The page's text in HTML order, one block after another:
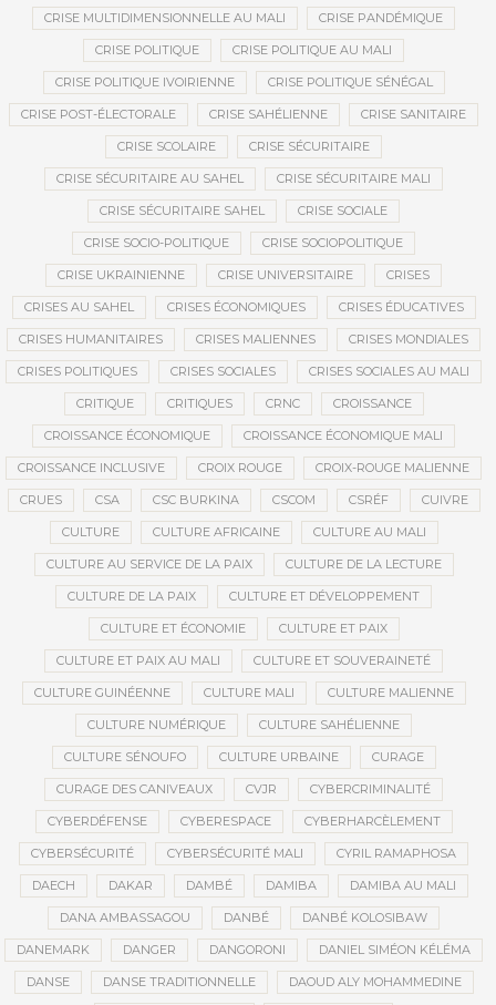
CRISE MULTIDIMENSIONNELLE AU MALI CRISE PANDÉMIQUE
CRISE POLITIQUE CRISE POLITIQUE AU MALI
CRISE POLITIQUE IVOIRIENNE CRISE POLITIQUE SÉNÉGAL
CRISE POST-ÉLECTORALE CRISE SAHÉLIENNE CRISE SANITAIRE
CRISE SCOLAIRE CRISE SÉCURITAIRE
CRISE SÉCURITAIRE AU SAHEL CRISE SÉCURITAIRE MALI
CRISE SÉCURITAIRE SAHEL CRISE SOCIALE
CRISE SOCIO-POLITIQUE CRISE SOCIOPOLITIQUE
CRISE UKRAINIENNE CRISE UNIVERSITAIRE CRISES
CRISES AU SAHEL CRISES ÉCONOMIQUES CRISES ÉDUCATIVES
CRISES HUMANITAIRES CRISES MALIENNES CRISES MONDIALES
CRISES POLITIQUES CRISES SOCIALES CRISES SOCIALES AU MALI
CRITIQUE CRITIQUES CRNC CROISSANCE
CROISSANCE ÉCONOMIQUE CROISSANCE ÉCONOMIQUE MALI
CROISSANCE INCLUSIVE CROIX ROUGE CROIX-ROUGE MALIENNE
CRUES CSA CSC BURKINA CSCOM CSRÉF CUIVRE
CULTURE CULTURE AFRICAINE CULTURE AU MALI
CULTURE AU SERVICE DE LA PAIX CULTURE DE LA LECTURE
CULTURE DE LA PAIX CULTURE ET DÉVELOPPEMENT
CULTURE ET ÉCONOMIE CULTURE ET PAIX
CULTURE ET PAIX AU MALI CULTURE ET SOUVERAINETÉ
CULTURE GUINÉENNE CULTURE MALI CULTURE MALIENNE
CULTURE NUMÉRIQUE CULTURE SAHÉLIENNE
CULTURE SÉNOUFO CULTURE URBAINE CURAGE
CURAGE DES CANIVEAUX CVJR CYBERCRIMINALITÉ
CYBERDÉFENSE CYBERESPACE CYBERHARCÈLEMENT
CYBERSÉCURITÉ CYBERSÉCURITÉ MALI CYRIL RAMAPHOSA
DAECH DAKAR DAMBÉ DAMIBA DAMIBA AU MALI
DANA AMBASSAGOU DANBÉ DANBÉ KOLOSIBAW
DANEMARK DANGER DANGORONI DANIEL SIMÉON KÉLÉMA
DANSE DANSE TRADITIONNELLE DAOUD ALY MOHAMMEDINE